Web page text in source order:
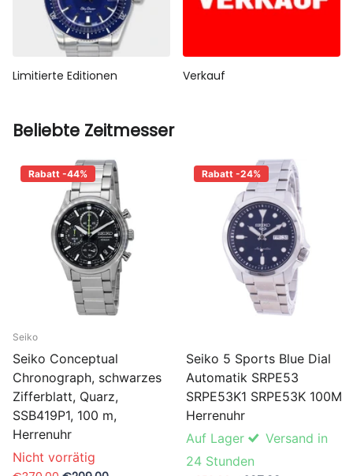
Limitierte Editionen Verkauf
Beliebte Zeitmesser
Rabatt -44%
Seiko
Seiko Conceptual
Chronograph, schwarzes
Zifferblatt, Quarz,
SSB419P1, 100 m,
Herrenuhr
Nicht vorrätig
Rabatt -24%
Seiko 5 Sports Blue Dial
Automatik SRPE53
SRPE53K1 SRPE53K 100M
Herrenuhr
Auf Lager
Versand in
24 Stunden